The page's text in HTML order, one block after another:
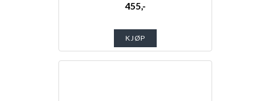
455,-
KJØP